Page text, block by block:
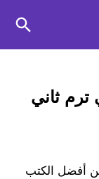
ثاني من أفضل الكتب